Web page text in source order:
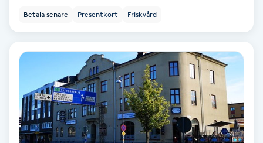
Kiropraktik
Klangmassage
Klippning
Klippning & Slingor
Betala senare Presentkort Friskvård